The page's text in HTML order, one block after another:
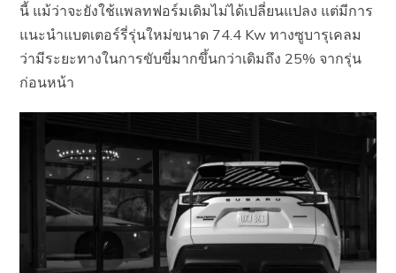
นี้ แม้ว่าจะยังใช้แพลทฟอร์มเดิมไม่ได้เปลี่ยนแปลง แต่มีการ
แนะนำแบตเตอร์รี่รุ่นใหม่ขนาด 74.4 Kw ทางซูบารุเคลม
ว่ามีระยะทางในการขับขี่มากขึ้นกว่าเดิมถึง 25% จากรุ่น
ก่อนหน้า